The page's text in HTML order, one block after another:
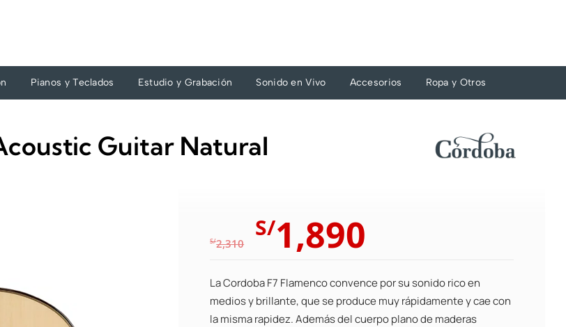
Pianos y Teclados Estudio y Grabación Sonido en Vivo Accesorios Ropa y Otros
Guitar Natural
S/2,310 El
precio
original
era:
S/2,310.
S/1,890
es:
S/1,890.
La Cordoba F7 Flamenco convence por su sonido rico en
medios y brillante, que se produce muy rápidamente y cae con
la misma rapidez. Además del cuerpo plano de maderas